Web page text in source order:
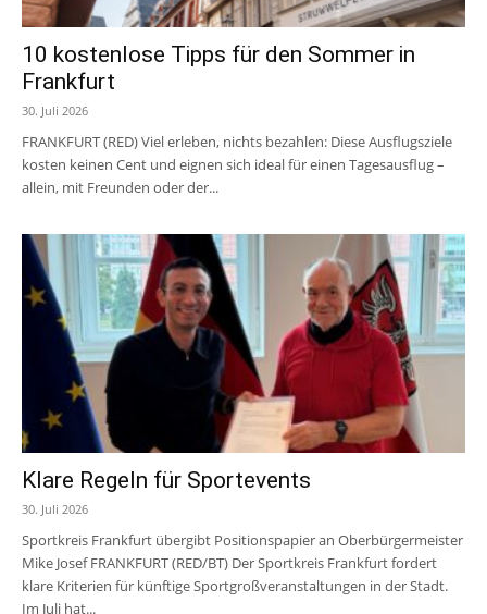
10 kostenlose Tipps für den Sommer in
Frankfurt
30. Juli 2026
FRANKFURT (RED) Viel erleben, nichts bezahlen: Diese Ausflugsziele
kosten keinen Cent und eignen sich ideal für einen Tagesausflug –
allein, mit Freunden oder der...
Klare Regeln für Sportevents
30. Juli 2026
Sportkreis Frankfurt übergibt Positionspapier an Oberbürgermeister
Mike Josef FRANKFURT (RED/BT) Der Sportkreis Frankfurt fordert
klare Kriterien für künftige Sportgroßveranstaltungen in der Stadt.
Im Juli hat...